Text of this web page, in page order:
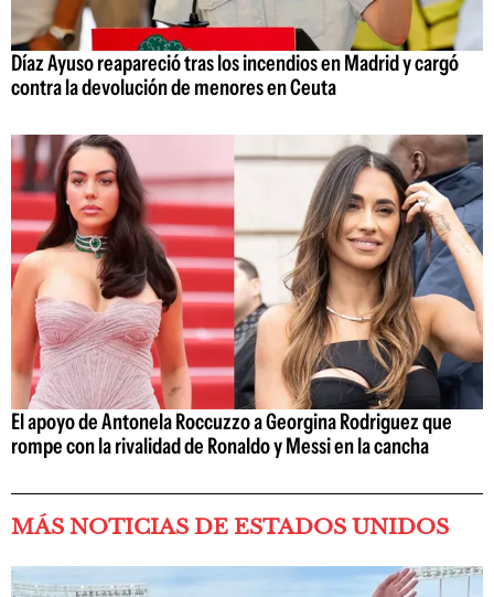
Díaz Ayuso reapareció tras los incendios en Madrid y cargó
contra la devolución de menores en Ceuta
El apoyo de Antonela Roccuzzo a Georgina Rodriguez que
rompe con la rivalidad de Ronaldo y Messi en la cancha
MÁS NOTICIAS DE ESTADOS UNIDOS